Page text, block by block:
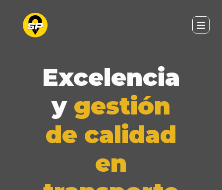
Excelencia
y gestión
de calidad
en